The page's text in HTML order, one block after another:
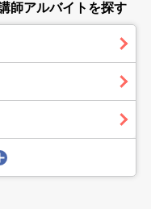
師アルバイトを探す